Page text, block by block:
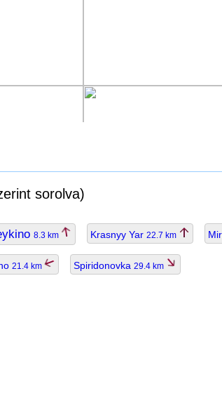
sorolva)
8.3 km Krasnyy Yar 22.7 km
21.4 km Spiridonovka 29.4 km